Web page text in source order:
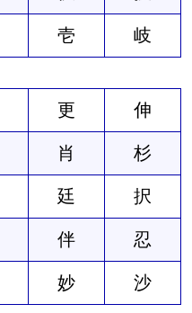
壱 岐
更 伸
肖 杉
廷 択
伴 忍
妙 沙